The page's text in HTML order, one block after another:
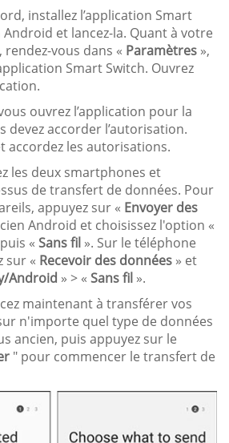
installez l’application Smart
Android et lancez-la. Quant à votre
vous dans « Paramètres »,
Smart Switch. Ouvrez
ouvrez l’application pour la
devez accorder l’autorisation.
accordez les autorisations.
les deux smartphones et
de transfert de données. Pour
appuyez sur « Envoyer des
Android et choisissez l'option «
« Sans fil ». Sur le téléphone
sur « Recevoir des données » et
Android » > « Sans fil ».
maintenant à transférer vos
n'importe quel type de données
ancien, puis appuyez sur le
" pour commencer le transfert de